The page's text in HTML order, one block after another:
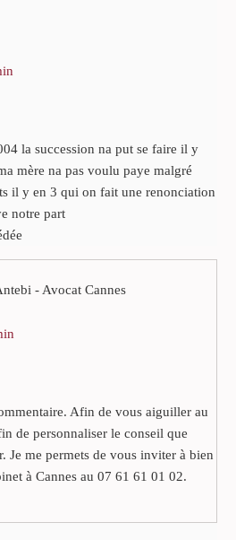
la succession na put se faire il y
mère na pas voulu paye malgré
il y en 3 qui on fait une renonciation
notre part
- Avocat Cannes
Afin de vous aiguiller au
de personnaliser le conseil que
Je me permets de vous inviter à bien
à Cannes au 07 61 61 01 02.